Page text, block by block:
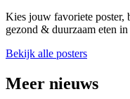
Kies jouw favoriete poster,
gezond & duurzaam eten
Bekijk alle posters
Meer nieuws